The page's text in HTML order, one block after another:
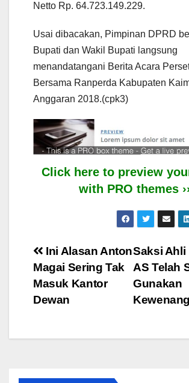
Netto Rp. 64.723.149.229.
Usai dibacakan, Pimpinan DPRD
Bupati dan Wakil Bupati langsung
menandatangani Berita Acara
Bersama Ranperda Kabupaten
Anggaran 2018.(cpk3)
Click here to preview
with PRO themes
Post
navigation
Saksi Ahli
AS Telah
Gunakan
Ini Alasan Anton
Magai Sering Tak
Masuk Kantor
Dewan